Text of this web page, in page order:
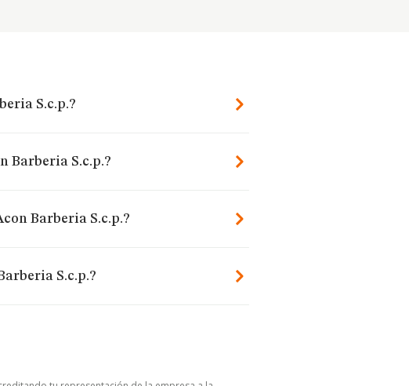
S.c.p.?
Barberia S.c.p.?
Barberia S.c.p.?
S.c.p.?